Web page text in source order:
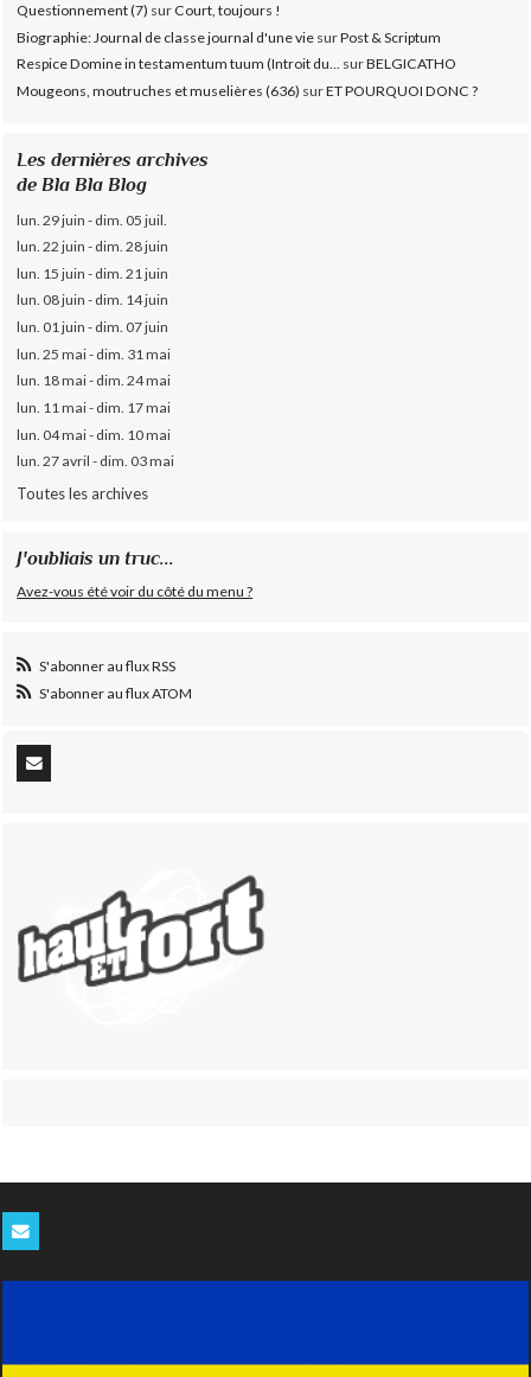
Questionnement (7) surCourt, toujours !
Biographie: Journal de classe journal d'une vie surPost & Scriptum
Respice Domine in testamentum tuum (Introit du... surBELGICATHO
Mougeons, moutruches et muselières (636) surET POURQUOI DONC ?
Les dernières archives
de Bla Bla Blog
lun. 29 juin - dim. 05 juil.
lun. 22 juin - dim. 28 juin
lun. 15 juin - dim. 21 juin
lun. 08 juin - dim. 14 juin
lun. 01 juin - dim. 07 juin
lun. 25 mai - dim. 31 mai
lun. 18 mai - dim. 24 mai
lun. 11 mai - dim. 17 mai
lun. 04 mai - dim. 10 mai
lun. 27 avril - dim. 03 mai
Toutes les archives
J'oubliais un truc...
Avez-vous été voir du côté du menu ?
S'abonner au flux RSS
S'abonner au flux ATOM